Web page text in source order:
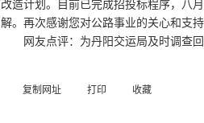
改造计划。目前已完成招投标程序，八
解。再次感谢您对公路事业的关心和支持
网友点评：为丹阳交运局及时调查回
复制网址 打印 收藏